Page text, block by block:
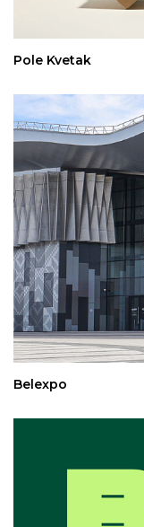
Pole Kvetak
Belexpo